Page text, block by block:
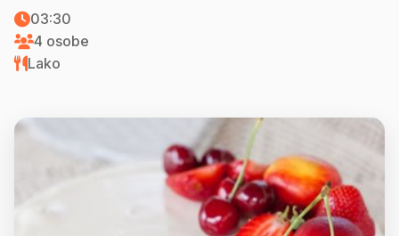
03:30
4 osobe
Lako